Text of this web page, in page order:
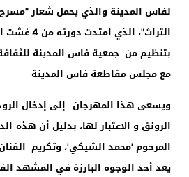
لفاس المدينة والذي يحمل شعار"
بتنظيم من جمعية فاس المدينة
مع مجلس مقاطعة فاس المدينة
ويسعى هذا المهرجان إلى إدخال
الرونق و الاعتبار لها، بدليل أن هذه
المرحوم 'محمد الشيكي'، وتكريم
يعد أحد الوجوه البارزة في المشهد